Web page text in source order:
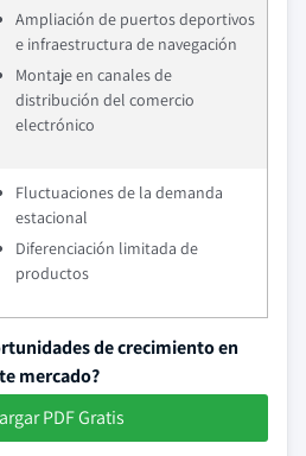
Ampliación de puertos deportivos
e infraestructura de navegación
Montaje en canales de
distribución del comercio
electrónico
Fluctuaciones de la demanda
estacional
Diferenciación limitada de
productos
de crecimiento en
mercado?
PDF Gratis